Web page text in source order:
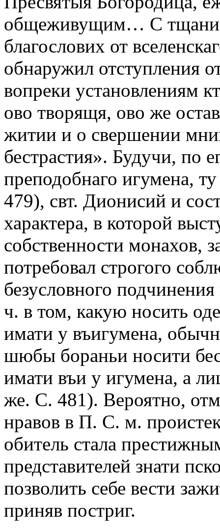
общеживущим… С
благослових от
обнаружил отступления
вопреки установлениям
ово творящя, ово же
житии и о свершении
бестрастия». Будучи, по
преподобнаго игумена,
479), свт. Дионисий и
характера, в которой
собственности монахов,
потребовал строгого
безусловного
ч. в том, какую носить
имати у въигумена,
шюбы бораньи носити
имати въи у игумена, а
же. С. 481). Вероятно,
нравов в П. С. м.
обитель стала
представителей знати
позволить себе вести
приняв постриг.